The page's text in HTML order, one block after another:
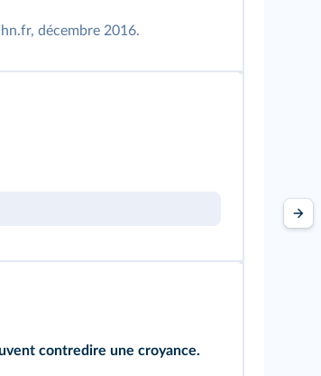
décembre 2016.
contredire une croyance.